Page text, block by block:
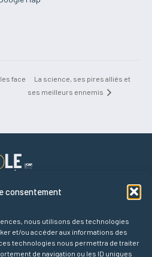
consentement
nous utilisons des technologies
et/ou accéder aux informations des
technologies nous permettra de traiter
de navigation ou les ID uniques
face
La science, ses pires alliés et
ses meilleurs ennemis
Liens rapides
Accueil